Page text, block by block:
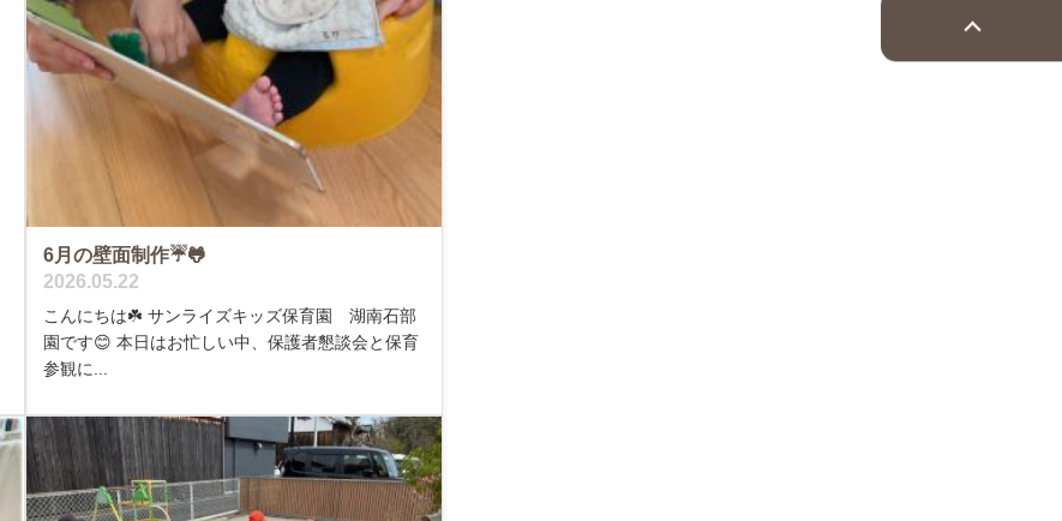
6月の壁面制作☔️🐸
2026.05.22
こんにちは☘️ サンライズキッズ保育園 湖南石部
園です😊 本日はお忙しい中、保護者懇談会と保育
参観に...